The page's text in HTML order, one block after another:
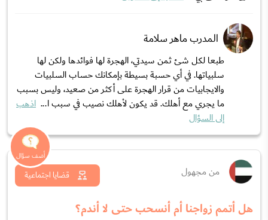
المدرب ماهر سلامة
طبعا لكل شئ ثمن سيدتي، الهجرة لها فوائدها ولكن لها
سلبياتها. في أي حسبة بسيطة بإمكانك حساب السلبيات
والايجابيات من قرار الهجرة على أكثر من صعيد، وليس بسبب
ما يجري مع أهلك. قد يكون لاْهلك نصيب في سبب ا... اذهب
إلى السؤال
من مجهول
هل أتمم زواجنا أم أنسحب حتى لا أندم؟
قضايا اجتماعية